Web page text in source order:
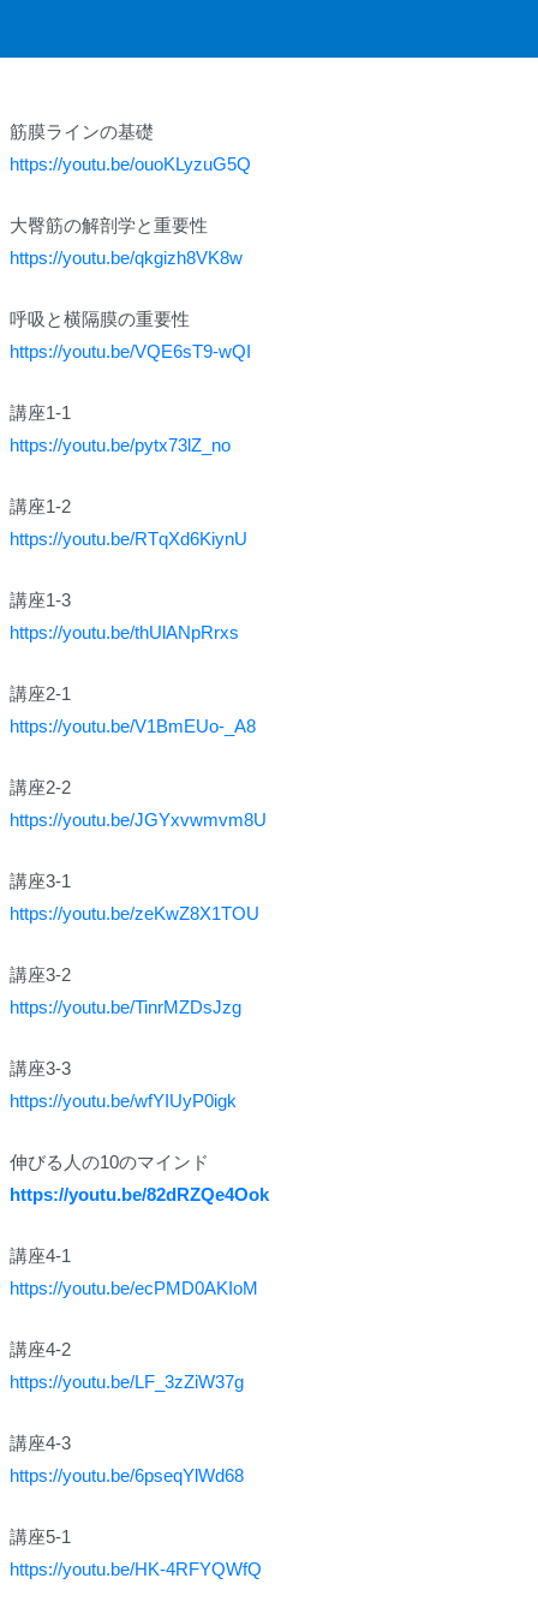
筋膜ラインの基礎
https://youtu.be/ouoKLyzuG5Q
大臀筋の解剖学と重要性
https://youtu.be/qkgizh8VK8w
呼吸と横隔膜の重要性
https://youtu.be/VQE6sT9-wQI
講座1-1
https://youtu.be/pytx73lZ_no
講座1-2
https://youtu.be/RTqXd6KiynU
講座1-3
https://youtu.be/thUlANpRrxs
講座2-1
https://youtu.be/V1BmEUo-_A8
講座2-2
https://youtu.be/JGYxvwmvm8U
講座3-1
https://youtu.be/zeKwZ8X1TOU
講座3-2
https://youtu.be/TinrMZDsJzg
講座3-3
https://youtu.be/wfYIUyP0igk
伸びる人の10のマインド
https://youtu.be/82dRZQe4Ook
講座4-1
https://youtu.be/ecPMD0AKIoM
講座4-2
https://youtu.be/LF_3zZiW37g
講座4-3
https://youtu.be/6pseqYlWd68
講座5-1
https://youtu.be/HK-4RFYQWfQ